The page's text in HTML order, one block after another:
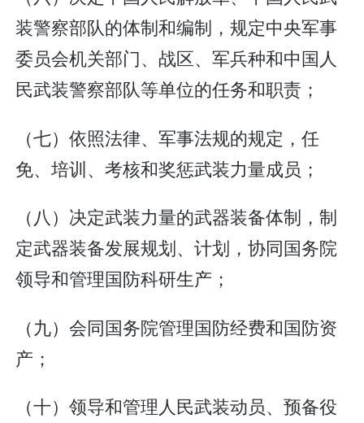
装警察部队的体制和编制，规定中央军事
委员会机关部门、战区、军兵种和中国人
民武装警察部队等单位的任务和职责；
（七）依照法律、军事法规的规定，任
免、培训、考核和奖惩武装力量成员；
（八）决定武装力量的武器装备体制，制
定武器装备发展规划、计划，协同国务院
领导和管理国防科研生产；
（九）会同国务院管理国防经费和国防资
产；
（十）领导和管理人民武装动员、预备役